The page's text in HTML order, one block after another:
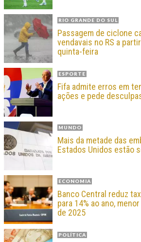
RIO GRANDE DO SUL
Passagem de ciclone
vendavais no RS a
quinta-feira
ESPORTE
Fifa admite erros em
ações e pede
MUNDO
Mais da metade das
Estados Unidos estão
ECONOMIA
Banco Central reduz
para 14% ao ano,
de 2025
POLÍTICA